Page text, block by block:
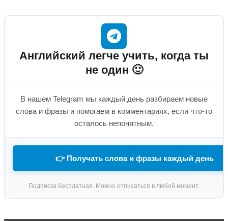
Английский легче учить, когда ты
не один 🙂
В нашем Telegram мы каждый день разбираем новые
слова и фразы и помогаем в комментариях, если что-то
осталось непонятным.
👉 Получать слова и фразы каждый день
Подписка бесплатная. Можно отписаться в любой момент.